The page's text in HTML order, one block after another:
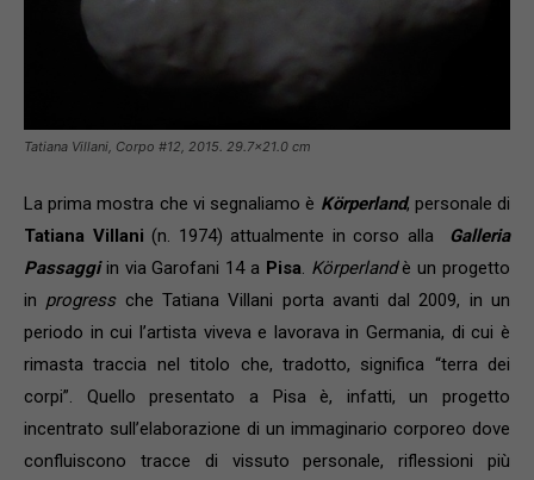
Tatiana Villani, Corpo #12, 2015. 29.7×21.0 cm
La prima mostra che vi segnaliamo è Körperland, personale di
Tatiana Villani (n. 1974) attualmente in corso alla Galleria
Passaggiin via Garofani 14 a Pisa. Körperlandè un progetto
in progressche Tatiana Villani porta avanti dal 2009, in un
periodo in cui l’artista viveva e lavorava in Germania, di cui è
rimasta traccia nel titolo che, tradotto, significa “terra dei
corpi”. Quello presentato a Pisa è, infatti, un progetto
incentrato sull’elaborazione di un immaginario corporeo dove
confluiscono tracce di vissuto personale, riflessioni più